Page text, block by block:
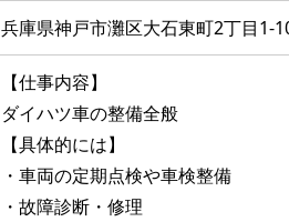
兵庫県神戸市灘区大石東町2丁目1-
【仕事内容】
ダイハツ車の整備全般
【具体的には】
・車両の定期点検や車検整備
・故障診断・修理